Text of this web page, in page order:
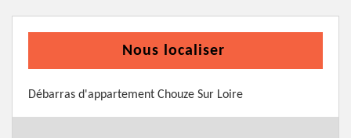
Nous localiser
Débarras d'appartement Chouze Sur Loire